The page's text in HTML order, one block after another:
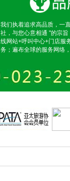
我们执着追求高品质，一
社，与您心意相通 "的宗
线网站+呼叫中心+门店服
务；遍布全球的服务网络